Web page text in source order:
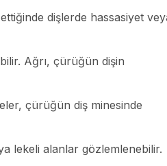
dişlerde hassasiyet
Ağrı, çürüğün dişin
çürüğün diş minesinde
lekeli alanlar gözlemlenebilir.